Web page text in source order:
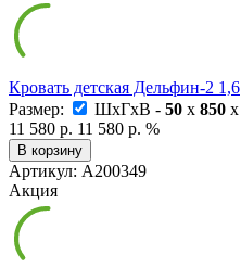
Кровать детская Дельфин-2 1,6
Размер:
ШxГxВ - 50 x 850 x
11 580 р. 11 580 р. %
В корзину
Артикул: А200349
Акция